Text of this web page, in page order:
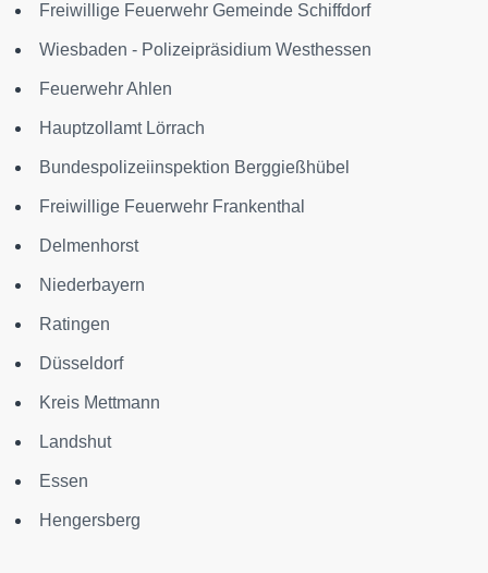
Freiwillige Feuerwehr Gemeinde Schiffdorf
Wiesbaden - Polizeipräsidium Westhessen
Feuerwehr Ahlen
Hauptzollamt Lörrach
Bundespolizeiinspektion Berggießhübel
Freiwillige Feuerwehr Frankenthal
Delmenhorst
Niederbayern
Ratingen
Düsseldorf
Kreis Mettmann
Landshut
Essen
Hengersberg